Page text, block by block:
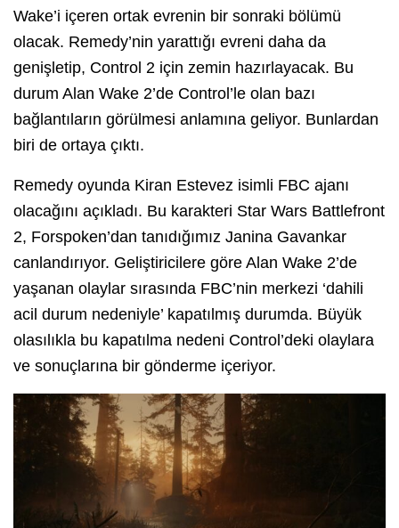
Wake’i içeren ortak evrenin bir sonraki bölümü
olacak. Remedy’nin yarattığı evreni daha da
genişletip, Control 2 için zemin hazırlayacak. Bu
durum Alan Wake 2’de Control’le olan bazı
bağlantıların görülmesi anlamına geliyor. Bunlardan
biri de ortaya çıktı.
Remedy oyunda Kiran Estevez isimli FBC ajanı
olacağını açıkladı. Bu karakteri Star Wars Battlefront
2, Forspoken’dan tanıdığımız Janina Gavankar
canlandırıyor. Geliştiricilere göre Alan Wake 2’de
yaşanan olaylar sırasında FBC’nin merkezi ‘dahili
acil durum nedeniyle’ kapatılmış durumda. Büyük
olasılıkla bu kapatılma nedeni Control’deki olaylara
ve sonuçlarına bir gönderme içeriyor.